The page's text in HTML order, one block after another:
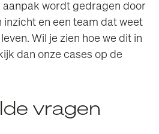
aanpak wordt gedragen door
en een team dat weet
Wil je zien hoe we dit in
dan onze cases op de
vragen